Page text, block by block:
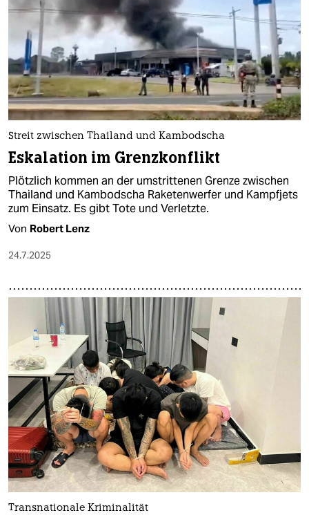
Streit zwischen Thailand und Kambodscha
Eskalation im Grenzkonflikt
Plötzlich kommen an der umstrittenen Grenze zwischen
Thailand und Kambodscha Raketenwerfer und Kampfjets
zum Einsatz. Es gibt Tote und Verletzte.
Von Robert Lenz
24.7.2025
Transnationale Kriminalität